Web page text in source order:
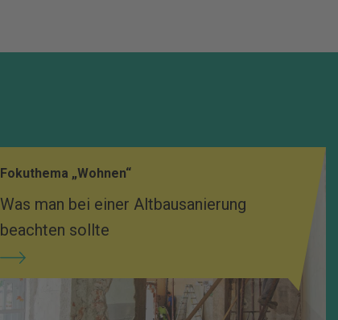
Fokuthema „Wohnen“
Was man bei einer Altbausanierung
beachten sollte